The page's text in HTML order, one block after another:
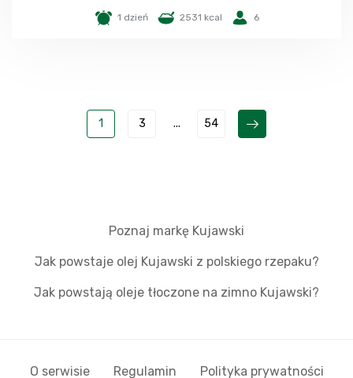
1 dzień 2531 kcal 6
1 3 ... 54
Poznaj markę Kujawski
Jak powstaje olej Kujawski z polskiego rzepaku?
Jak powstają oleje tłoczone na zimno Kujawski?
O serwisie Regulamin Polityka prywatności